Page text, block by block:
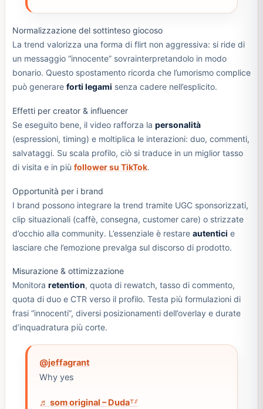
Normalizzazione del sottinteso giocoso
La trend valorizza una forma di flirt non aggressiva: si ride di
un messaggio “innocente” sovrainterpretandolo in modo
bonario. Questo spostamento ricorda che l’umorismo complice
può generare forti legami senza cadere nell’esplicito.
Effetti per creator & influencer
Se eseguito bene, il video rafforza la personalità
(espressioni, timing) e moltiplica le interazioni: duo, commenti,
salvataggi. Su scala profilo, ciò si traduce in un miglior tasso
di visita e in più follower su TikTok.
Opportunità per i brand
I brand possono integrare la trend tramite UGC sponsorizzati,
clip situazionali (caffè, consegna, customer care) o strizzate
d’occhio alla community. L’essenziale è restare autentici e
lasciare che l’emozione prevalga sul discorso di prodotto.
Misurazione & ottimizzazione
Monitora retention, quota di rewatch, tasso di commento,
quota di duo e CTR verso il profilo. Testa più formulazioni di
frasi “innocenti”, diversi posizionamenti dell’overlay e durate
d’inquadratura più corte.
@jeffagrant
Why yes
♬ som original – Duda⸆⸉